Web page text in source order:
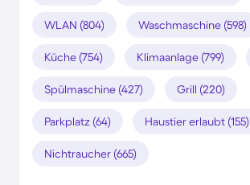
WLAN (804) Waschmaschine (598)
Küche (754) Klimaanlage (799)
Spülmaschine (427) Grill (220)
Parkplatz (64) Haustier erlaubt (155)
Nichtraucher (665)